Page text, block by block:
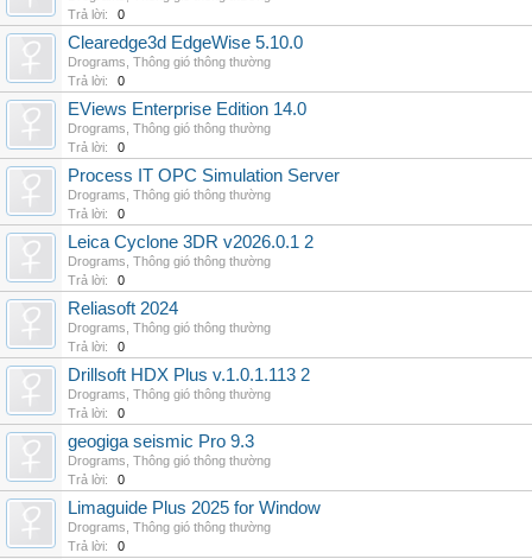
Trả lời:
0
Clearedge3d EdgeWise 5.10.0
Drograms Thông gió thông thường
Trả lời:
0
EViews Enterprise Edition 14.0
Drograms Thông gió thông thường
Trả lời:
0
Process IT OPC Simulation Server
Drograms Thông gió thông thường
Trả lời:
0
Leica Cyclone 3DR v2026.0.1 2
Drograms Thông gió thông thường
Trả lời:
0
Reliasoft 2024
Drograms Thông gió thông thường
Trả lời:
0
Drillsoft HDX Plus v.1.0.1.113 2
Drograms Thông gió thông thường
Trả lời:
0
geogiga seismic Pro 9.3
Drograms Thông gió thông thường
Trả lời:
0
Limaguide Plus 2025 for Window
Drograms Thông gió thông thường
Trả lời:
0